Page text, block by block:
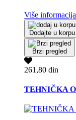
Više informacija
Dodajte u korpu
Brzi pregled
261,80 din
TEHNIČKA